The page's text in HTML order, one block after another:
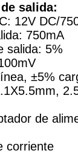
salida:
12V DC/
750mA
salida: 5%
±5%
de
corriente